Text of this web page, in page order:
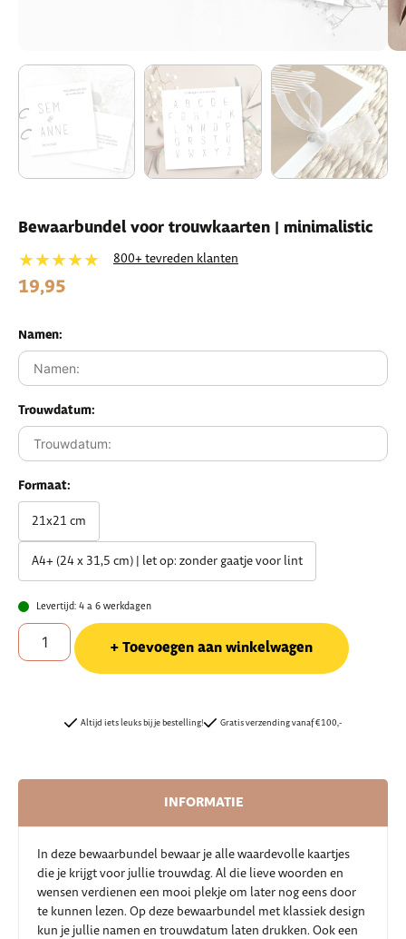
Bewaarbundel voor trouwkaarten | minimalistic
★★★★★ 800+ tevreden klanten
19,95
Namen:
Trouwdatum:
Formaat:
21x21 cm
A4+ (24 x 31,5 cm) | let op: zonder gaatje voor lint
Levertijd: 4 a 6 werkdagen
Toevoegen aan winkelwagen
Altijd iets leuks bij je bestelling! Gratis verzending vanaf €100,-
INFORMATIE
In deze bewaarbundel bewaar je alle waardevolle kaartjes
die je krijgt voor jullie trouwdag. Al die lieve woorden en
wensen verdienen een mooi plekje om later nog eens door
te kunnen lezen. Op deze bewaarbundel met klassiek design
kun je jullie namen en trouwdatum laten drukken. Ook een